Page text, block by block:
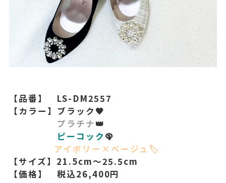
【品番】 LS-DM2557
【カラー】ブラック🖤
プラチナ👑
ピーコック 🦚
アイボリー×ベージュ🏷️
【サイズ】21.5cm～25.5cm
【価格】 税込26,400円